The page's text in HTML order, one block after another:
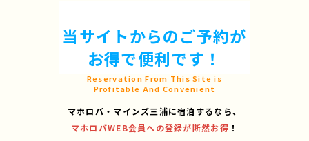
当サイトからのご予約が
お得で便利です！
Reservation From This Site is
Profitable And Convenient
マホロバ・マインズ三浦に宿泊するなら、
マホロバWEB会員への登録が断然お得 ！